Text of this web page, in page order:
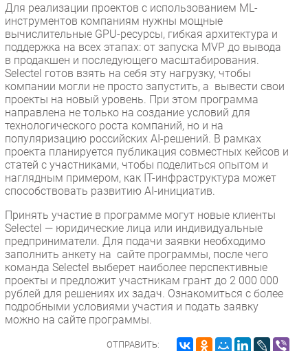
Для реализации проектов с использованием ML-
инструментов компаниям нужны мощные
вычислительные GPU-ресурсы, гибкая архитектура и
поддержка на всех этапах: от запуска MVP до вывода
в продакшен и последующего масштабирования.
Selectel готов взять на себя эту нагрузку, чтобы
компании могли не просто запустить, а вывести свои
проекты на новый уровень. При этом программа
направлена не только на создание условий для
технологического роста компаний, но и на
популяризацию российских AI-решений. В рамках
проекта планируется публикация совместных кейсов и
статей с участниками, чтобы поделиться опытом и
наглядным примером, как IT-инфраструктура может
способствовать развитию AI-инициатив.
Принять участие в программе могут новые клиенты
Selectel — юридические лица или индивидуальные
предприниматели. Для подачи заявки необходимо
заполнить анкету на сайте программы, после чего
команда Selectel выберет наиболее перспективные
проекты и предложит участникам грант до 2 000 000
рублей для решениях их задач. Ознакомиться с более
подробными условиями участия и подать заявку
можно на сайте программы.
ОТПРАВИТЬ: